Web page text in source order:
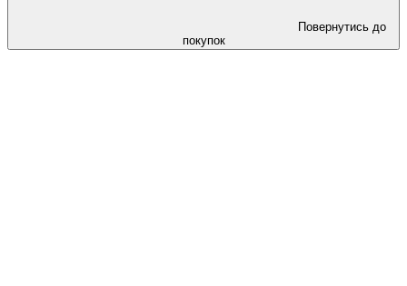
Повернутись до
покупок